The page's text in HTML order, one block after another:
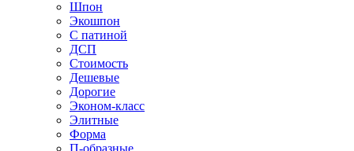
Шпон
Экошпон
С патиной
ДСП
Стоимость
Дешевые
Дорогие
Эконом-класс
Элитные
Форма
П-образные